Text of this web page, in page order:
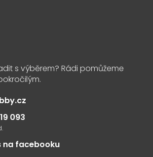
093
na facebooku